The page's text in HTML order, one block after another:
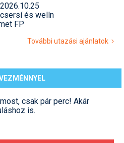
és welln
FP
További utazási ajánlatok
csak pár perc! Akár
is.